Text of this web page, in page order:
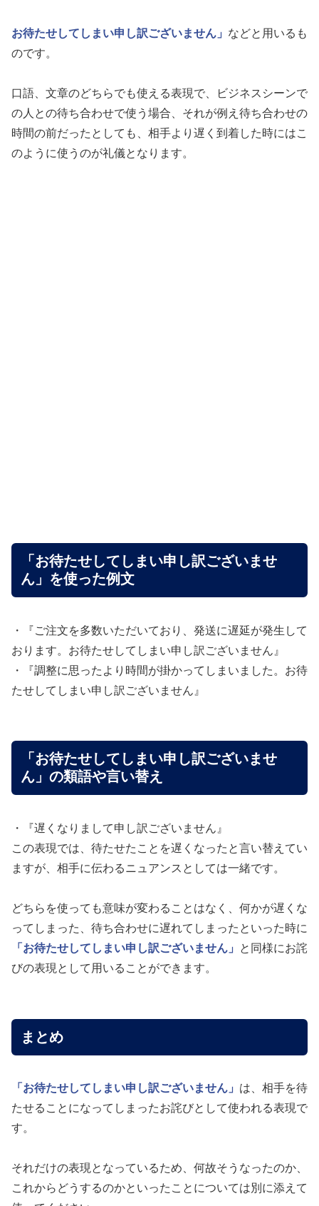
お待たせしてしまい申し訳ございません」 などと用いるも
のです。
口語、文章のどちらでも使える表現で、ビジネスシーンで
の人との待ち合わせで使う場合、それが例え待ち合わせの
時間の前だったとしても、相手より遅く到着した時にはこ
のように使うのが礼儀となります。
「お待たせしてしまい申し訳ございませ
ん」を使った例文
・『ご注文を多数いただいており、発送に遅延が発生して
おります。お待たせしてしまい申し訳ございません』
・『調整に思ったより時間が掛かってしまいました。お待
たせしてしまい申し訳ございません』
「お待たせしてしまい申し訳ございませ
ん」の類語や言い替え
・『遅くなりまして申し訳ございません』
この表現では、待たせたことを遅くなったと言い替えてい
ますが、相手に伝わるニュアンスとしては一緒です。
どちらを使っても意味が変わることはなく、何かが遅くな
ってしまった、待ち合わせに遅れてしまったといった時に
「お待たせしてしまい申し訳ございません」
と同様にお詫
びの表現として用いることができます。
まとめ
「お待たせしてしまい申し訳ございません」 は、相手を待
たせることになってしまったお詫びとして使われる表現で
す。
それだけの表現となっているため、何故そうなったのか、
これからどうするのかといったことについては別に添えて